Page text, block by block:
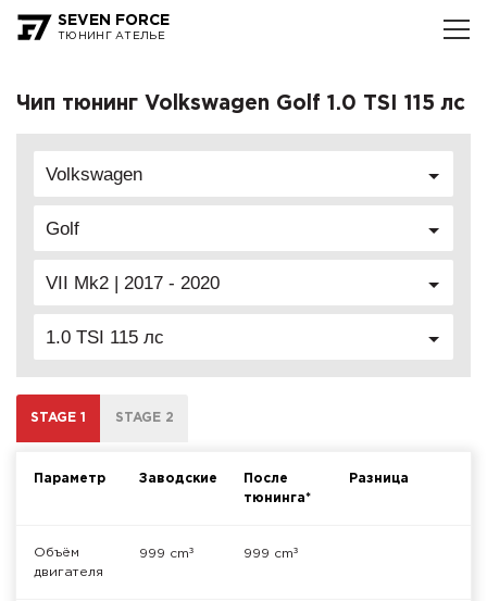
SEVEN FORCE
ТЮНИНГ АТЕЛЬЕ
Чип тюнинг Volkswagen Golf 1.0 TSI 115 лс
Volkswagen
Golf
VII Mk2 | 2017 - 2020
1.0 TSI 115 лс
STAGE 1 STAGE 2
Параметр Заводские
После
тюнинга*
Разница
Объём
двигателя
999 cm³ 999 cm³